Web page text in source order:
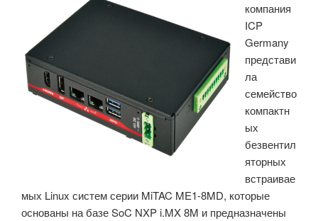
базе
и
Comet
Lake»
компания
ICP
Germany
представи
ла
семейство
компактн
ых
безвентил
яторных
встраивае
мых Linux систем серии MiTAC ME1-8MD, которые
основаны на базе SoC NXP i.MX 8M и предназначены